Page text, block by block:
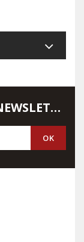
INSCRIVEZ-VOUS À NOTRE NEWSLETTER